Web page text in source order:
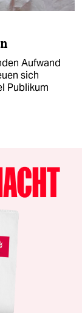
Aufwand
sich
Publikum